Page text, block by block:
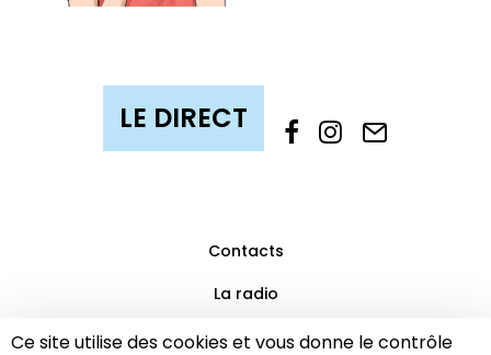
Ce site utilise des cookies et vous donne le contrôle
Contacts
La radio
Mentions légales